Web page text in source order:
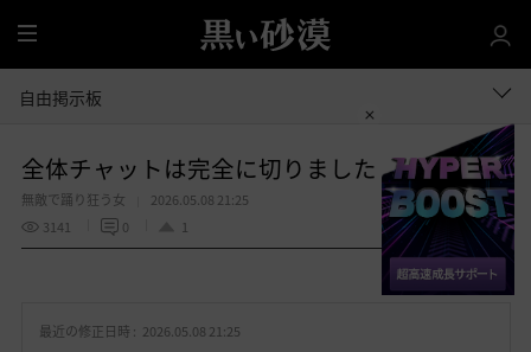
全
体
自由掲示板
全体チャットは完全に切りました
無敵で踊り狂う女
2026.05.08 21:25
3141
0 1
お 共有する
最近の修正日時 : 2026.05.08 21:25